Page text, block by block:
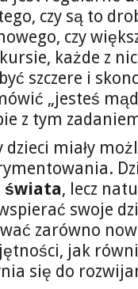
czy są to
czy
każde z
szczere i
„jesteś
z tym
dzieci miały
świata, lecz
swoje
zarówno
jak
się do